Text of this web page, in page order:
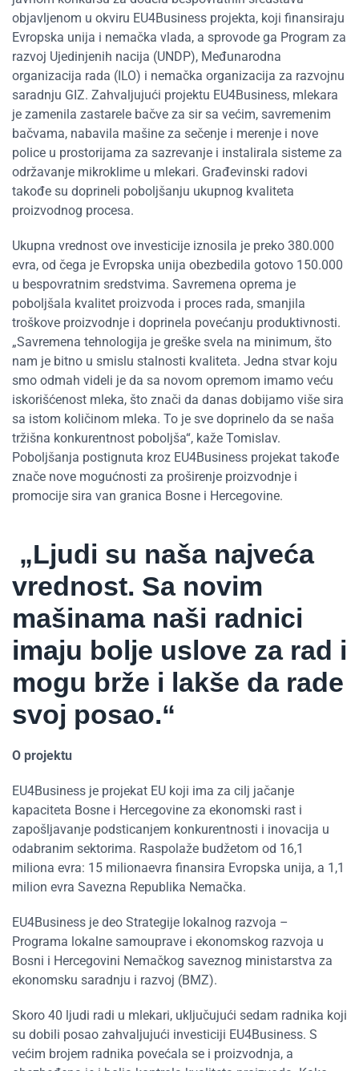
objavljenom u okviru EU4Business projekta, koji finansiraju
Evropska unija i nemačka vlada, a sprovode ga Program za
razvoj Ujedinjenih nacija (UNDP), Međunarodna
organizacija rada (ILO) i nemačka organizacija za razvojnu
saradnju GIZ. Zahvaljujući projektu EU4Business, mlekara
je zamenila zastarele bačve za sir sa većim, savremenim
bačvama, nabavila mašine za sečenje i merenje i nove
police u prostorijama za sazrevanje i instalirala sisteme za
održavanje mikroklime u mlekari. Građevinski radovi
takođe su doprineli poboljšanju ukupnog kvaliteta
proizvodnog procesa.
Ukupna vrednost ove investicije iznosila je preko 380.000
evra, od čega je Evropska unija obezbedila gotovo 150.000
u bespovratnim sredstvima. Savremena oprema je
poboljšala kvalitet proizvoda i proces rada, smanjila
troškove proizvodnje i doprinela povećanju produktivnosti.
„Savremena tehnologija je greške svela na minimum, što
nam je bitno u smislu stalnosti kvaliteta. Jedna stvar koju
smo odmah videli je da sa novom opremom imamo veću
iskorišćenost mleka, što znači da danas dobijamo više sira
sa istom količinom mleka. To je sve doprinelo da se naša
tržišna konkurentnost poboljša“, kaže Tomislav.
Poboljšanja postignuta kroz EU4Business projekat takođe
znače nove mogućnosti za proširenje proizvodnje i
promocije sira van granica Bosne i Hercegovine.
„Ljudi su naša najveća
vrednost. Sa novim
mašinama naši radnici
imaju bolje uslove za rad i
mogu brže i lakše da rade
svoj posao.“
O projektu
EU4Business je projekat EU koji ima za cilj jačanje
kapaciteta Bosne i Hercegovine za ekonomski rast i
zapošljavanje podsticanjem konkurentnosti i inovacija u
odabranim sektorima. Raspolaže budžetom od 16,1
miliona evra: 15 milionaevra finansira Evropska unija, a 1,1
milion evra Savezna Republika Nemačka.
EU4Business je deo Strategije lokalnog razvoja –
Programa lokalne samouprave i ekonomskog razvoja u
Bosni i Hercegovini Nemačkog saveznog ministarstva za
ekonomsku saradnju i razvoj (BMZ).
Skoro 40 ljudi radi u mlekari, uključujući sedam radnika koji
su dobili posao zahvaljujući investiciji EU4Business. S
većim brojem radnika povećala se i proizvodnja, a